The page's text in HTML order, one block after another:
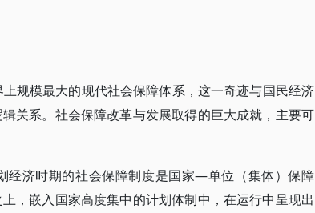
规模最大的现代社会保障体系，这一奇迹与国民经济
关系。社会保障改革与发展取得的巨大成就，主要可
经济时期的社会保障制度是国家—单位（集体）保障
，嵌入国家高度集中的计划体制中，在运行中呈现出